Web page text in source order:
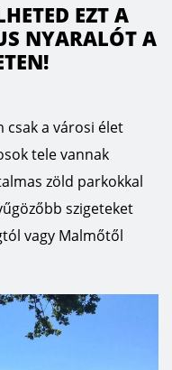
EZT A
NYARALÓT A
csak a városi élet
tele vannak
zöld parkokkal
szigeteket
vagy Malmőtől